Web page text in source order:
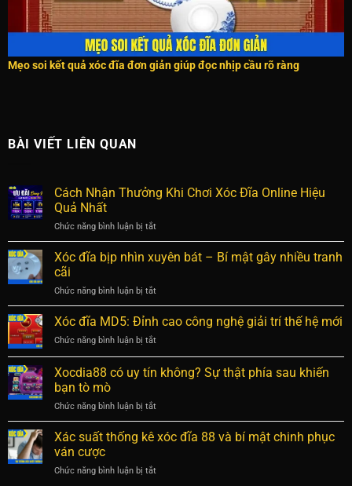
Mẹo soi kết quả xóc đĩa đơn giản giúp đọc nhịp cầu rõ ràng
BÀI VIẾT LIÊN QUAN
Cách Nhận Thưởng Khi Chơi Xóc Đĩa Online Hiệu
Quả Nhất
Chức năng bình luận bị tắtở
Cách
Nhận
Thưởng
Chơi
Xóc
Đĩa
Hiệu
Quả
Nhất
Xóc đĩa bịp nhìn xuyên bát – Bí mật gây nhiều tranh
cãi
Chức năng bình luận bị tắtở
Xóc
đĩa
nhìn
xuyên
bát
mật
gây
nhiều
Xóc đĩa MD5: Đỉnh cao công nghệ giải trí thế hệ mới
Chức năng bình luận bị tắtở
đĩa
MD5:
cao
công
nghệ
thế
Xocdia88 có uy tín không? Sự thật phía sau khiến
bạn tò mò
Chức năng bình luận bị tắtở
Xocdia88
có
không?
Xác suất thống kê xóc đĩa 88 và bí mật chinh phục
ván cược
Chức năng bình luận bị tắtở